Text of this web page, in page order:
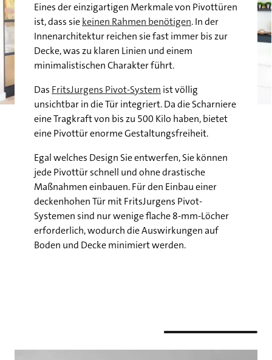
Eines der einzigartigen Merkmale von Pivottüren
ist, dass siekeinen Rahmen benötigen. In der
Innenarchitektur reichen sie fast immer bis zur
Decke, was zu klaren Linien und einem
minimalistischen Charakter führt.
Das FritsJurgens Pivot-System ist völlig
unsichtbar in die Tür integriert. Da die Scharniere
eine Tragkraft von bis zu 500 Kilo haben, bietet
eine Pivottür enorme Gestaltungsfreiheit.
Egal welches Design Sie entwerfen, Sie können
jede Pivottür schnell und ohne drastische
Maßnahmen einbauen. Für den Einbau einer
deckenhohen Tür mit FritsJurgens Pivot-
Systemen sind nur wenige flache 8-mm-Löcher
erforderlich, wodurch die Auswirkungen auf
Boden und Decke minimiert werden.